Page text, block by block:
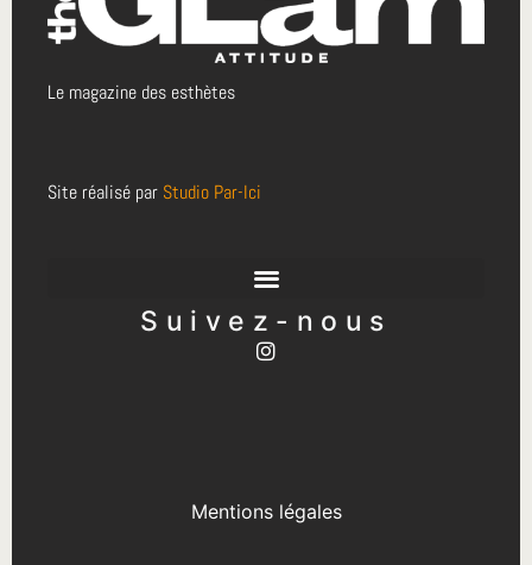
Le magazine des esthètes
Site réalisé par Studio Par-Ici
Suivez-nous
Mentions légales